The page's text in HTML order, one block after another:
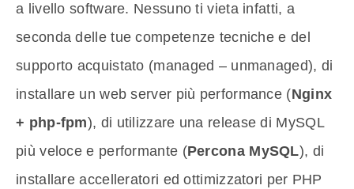
a livello software. Nessuno ti vieta infatti, a
seconda delle tue competenze tecniche e del
supporto acquistato (managed – unmanaged), di
installare un web server più performance (Nginx
+ php-fpm), di utilizzare una release di MySQL
più veloce e performante (Percona MySQL), di
installare accelleratori ed ottimizzatori per PHP